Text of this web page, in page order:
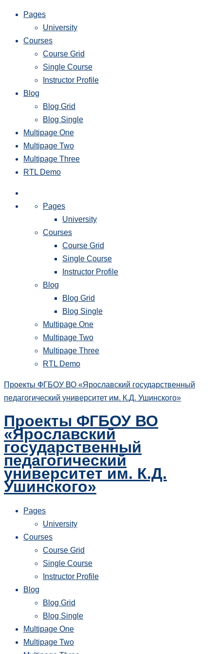
Pages
University
Courses
Course Grid
Single Course
Instructor Profile
Blog
Blog Grid
Blog Single
Multipage One
Multipage Two
Multipage Three
RTL Demo
Pages
University
Courses
Course Grid
Single Course
Instructor Profile
Blog
Blog Grid
Blog Single
Multipage One
Multipage Two
Multipage Three
RTL Demo
Проекты ФГБОУ ВО «Ярославский государственный
педагогический университет им. К.Д. Ушинского»
Проекты ФГБОУ ВО
«Ярославский
государственный
педагогический
университет им. К.Д.
Ушинского»
Pages
University
Courses
Course Grid
Single Course
Instructor Profile
Blog
Blog Grid
Blog Single
Multipage One
Multipage Two